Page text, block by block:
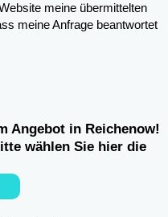
meine übermittelten
meine Anfrage beantwortet
Angebot in Reichenow!
wählen Sie hier die